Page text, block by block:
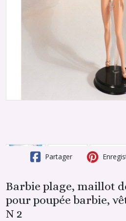
Partager
Barbie plage, maillot
pour poupée barbie,
N 2